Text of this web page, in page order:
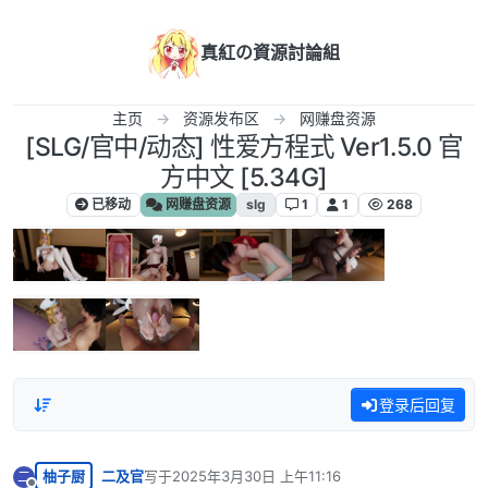
真紅の資源討論組
主页 资源发布区 网赚盘资源
[SLG/官中/动态] 性爱方程式 Ver1.5.0 官
方中文 [5.34G]
已移动 网赚盘资源 slg 1 1 268
登录后回复
二 柚子厨 二及官写于2025年3月30日 上午11:16